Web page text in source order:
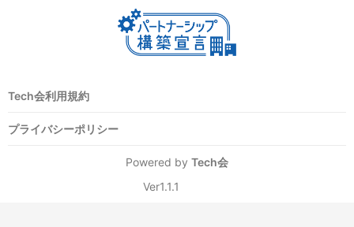
Tech会利用規約
プライバシーポリシー
Powered by Tech会
Ver1.1.1